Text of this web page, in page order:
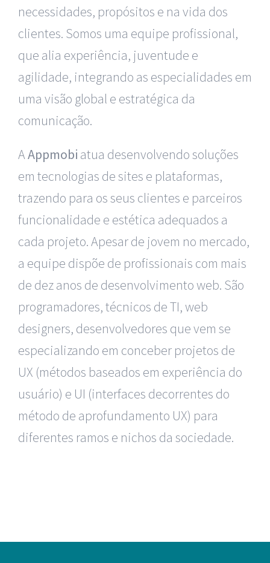
necessidades, propósitos e na vida dos
clientes. Somos uma equipe profissional,
que alia experiência, juventude e
agilidade, integrando as especialidades em
uma visão global e estratégica da
comunicação.
AAppmobi atua desenvolvendo soluções
em tecnologias de sites e plataformas,
trazendo para os seus clientes e parceiros
funcionalidade e estética adequados a
cada projeto. Apesar de jovem no mercado,
a equipe dispõe de profissionais com mais
de dez anos de desenvolvimento web. São
programadores, técnicos de TI, web
designers, desenvolvedores que vem se
especializando em conceber projetos de
UX (métodos baseados em experiência do
usuário) e UI (interfaces decorrentes do
método de aprofundamento UX) para
diferentes ramos e nichos da sociedade.